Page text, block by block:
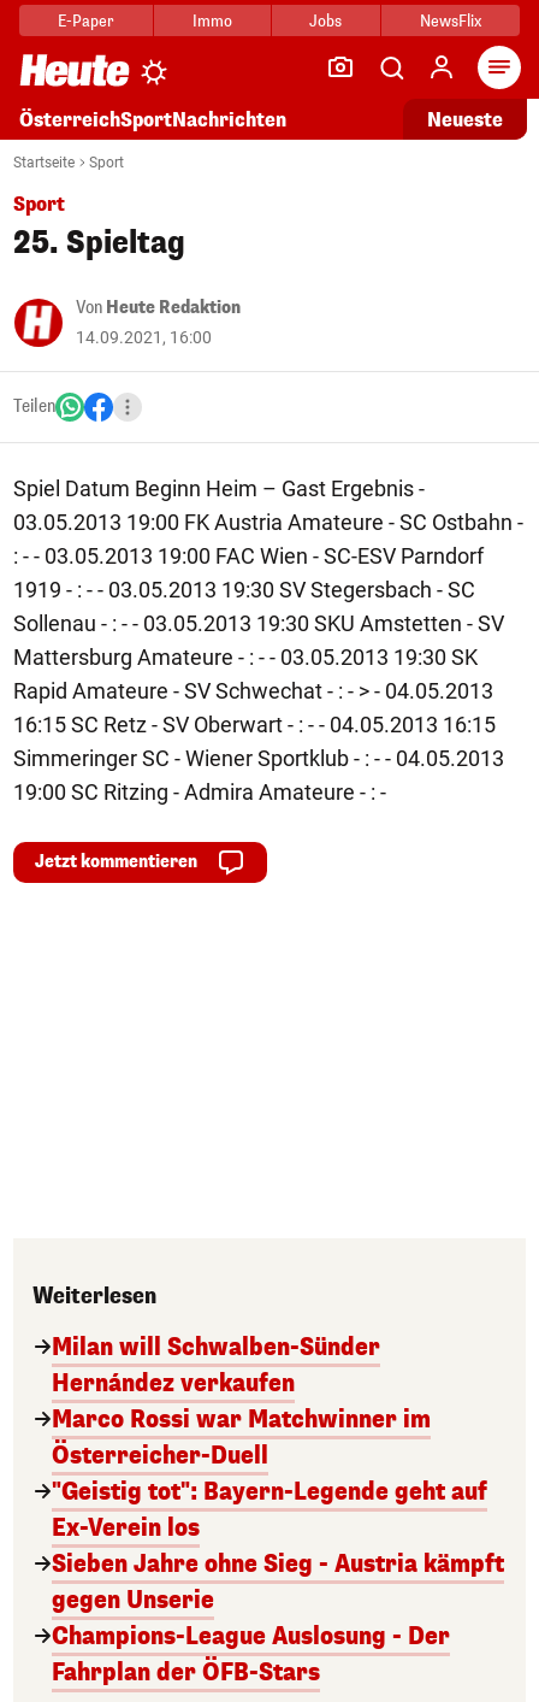
E-Paper Immo Jobs NewsFlix
ÖsterreichSportNachrichten Neueste
Startseite Sport
Sport
25. Spieltag
Von Heute Redaktion
14.09.2021, 16:00
Teilen
Spiel Datum Beginn Heim – Gast Ergebnis -
03.05.2013 19:00 FK Austria Amateure - SC Ostbahn -
: - - 03.05.2013 19:00 FAC Wien - SC-ESV Parndorf
1919 - : - - 03.05.2013 19:30 SV Stegersbach - SC
Sollenau - : - - 03.05.2013 19:30 SKU Amstetten - SV
Mattersburg Amateure - : - - 03.05.2013 19:30 SK
Rapid Amateure - SV Schwechat - : - > - 04.05.2013
16:15 SC Retz - SV Oberwart - : - - 04.05.2013 16:15
Simmeringer SC - Wiener Sportklub - : - - 04.05.2013
19:00 SC Ritzing - Admira Amateure - : -
Jetzt kommentieren
Weiterlesen
Milan will Schwalben-Sünder
Hernández verkaufen
Marco Rossi war Matchwinner im
Österreicher-Duell
"Geistig tot": Bayern-Legende geht auf
Ex-Verein los
Sieben Jahre ohne Sieg - Austria kämpft
gegen Unserie
Champions-League Auslosung - Der
Fahrplan der ÖFB-Stars